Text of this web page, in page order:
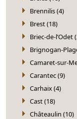
Brennilis (4)
Brest (18)
Briec-de-l’Odet
Brignogan-
Camaret-sur-
Carantec (9)
Carhaix (4)
Cast (18)
Châteaulin (10)